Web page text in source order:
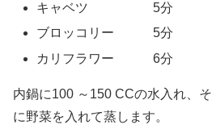
キャベツ 5分
ブロッコリー 5分
カリフラワー 6分
内鍋に100 ～150 CCの水入れ、
に野菜を入れて蒸します。